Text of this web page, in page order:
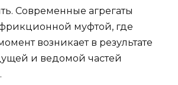
Современные агрегаты
муфтой, где
возникает в результате
и ведомой частей